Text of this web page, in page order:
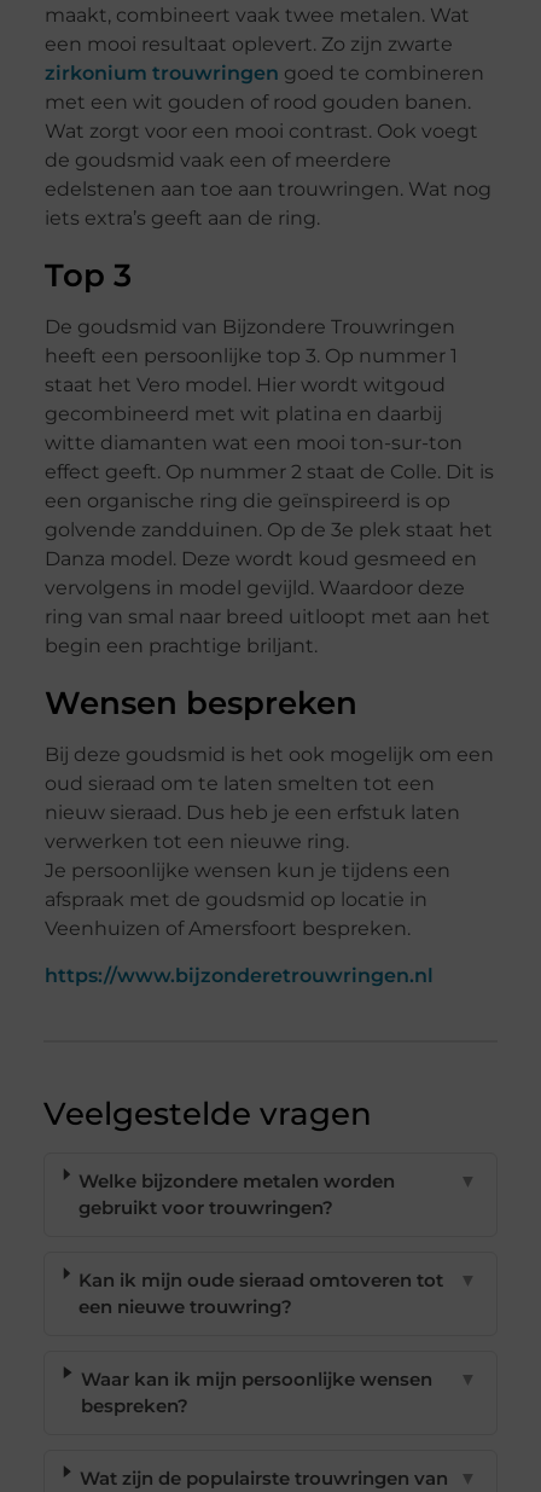
maakt, combineert vaak twee metalen. Wat
een mooi resultaat oplevert. Zo zijn zwarte
zirkonium trouwringen goed te combineren
met een wit gouden of rood gouden banen.
Wat zorgt voor een mooi contrast. Ook voegt
de goudsmid vaak een of meerdere
edelstenen aan toe aan trouwringen. Wat nog
iets extra’s geeft aan de ring.
Top 3
De goudsmid van Bijzondere Trouwringen
heeft een persoonlijke top 3. Op nummer 1
staat het Vero model. Hier wordt witgoud
gecombineerd met wit platina en daarbij
witte diamanten wat een mooi ton-sur-ton
effect geeft. Op nummer 2 staat de Colle. Dit is
een organische ring die geïnspireerd is op
golvende zandduinen. Op de 3e plek staat het
Danza model. Deze wordt koud gesmeed en
vervolgens in model gevijld. Waardoor deze
ring van smal naar breed uitloopt met aan het
begin een prachtige briljant.
Wensen bespreken
Bij deze goudsmid is het ook mogelijk om een
oud sieraad om te laten smelten tot een
nieuw sieraad. Dus heb je een erfstuk laten
verwerken tot een nieuwe ring.
Je persoonlijke wensen kun je tijdens een
afspraak met de goudsmid op locatie in
Veenhuizen of Amersfoort bespreken.
https://www.bijzonderetrouwringen.nl
Veelgestelde vragen
Welke bijzondere metalen worden
gebruikt voor trouwringen?
▼
Kan ik mijn oude sieraad omtoveren tot
een nieuwe trouwring?
▼
Waar kan ik mijn persoonlijke wensen
bespreken?
▼
Wat zijn de populairste trouwringen van
▼